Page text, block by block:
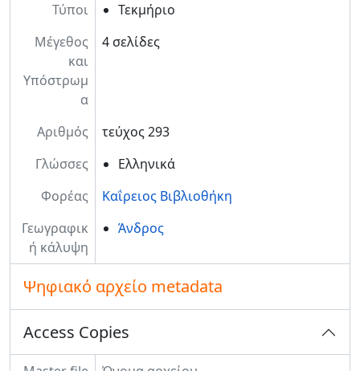
Τύποι
Τεκμήριο
Μέγεθος
και
Υπόστρωμ
α
4 σελίδες
Αριθμός
τεύχος 293
Γλώσσες
Ελληνικά
Φορέας
Καΐρειος Βιβλιοθήκη
Γεωγραφικ
ή κάλυψη
Άνδρος
Ψηφιακό αρχείο metadata
Access Copies